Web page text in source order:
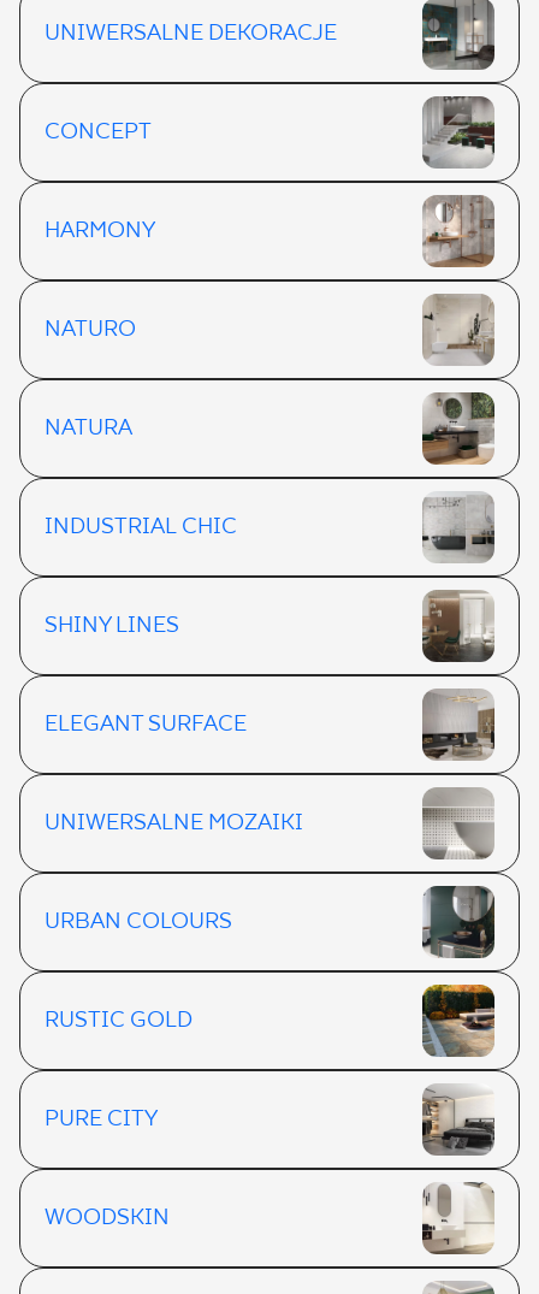
UNIWERSALNE DEKORACJE
CONCEPT
HARMONY
NATURO
NATURA
INDUSTRIAL CHIC
SHINY LINES
ELEGANT SURFACE
UNIWERSALNE MOZAIKI
URBAN COLOURS
RUSTIC GOLD
PURE CITY
WOODSKIN